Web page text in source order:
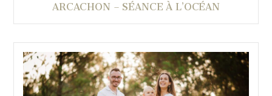
ARCACHON – SÉANCE À L’OCÉAN